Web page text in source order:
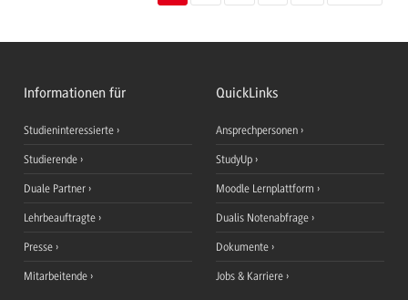
Informationen für
Studieninteressierte
Studierende
Duale Partner
Lehrbeauftragte
Presse
Mitarbeitende
QuickLinks
Ansprechpersonen
StudyUp
Moodle Lernplattform
Dualis Notenabfrage
Dokumente
Jobs & Karriere